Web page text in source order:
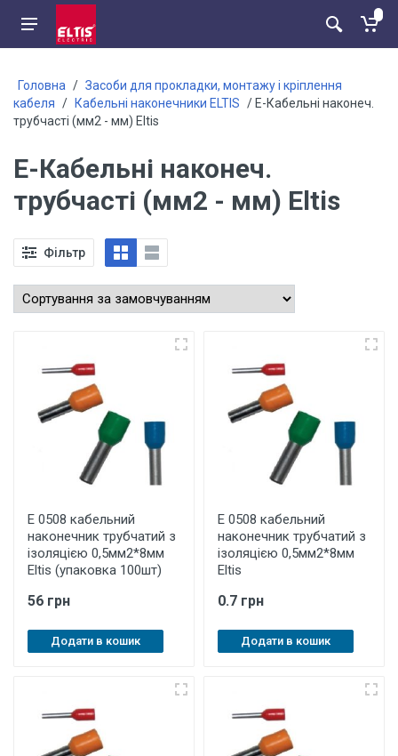
Головна / Засоби для прокладки, монтажу і кріплення
кабеля / Кабельні наконечники ELTIS / Е-Кабельні наконеч.
трубчасті (мм2 - мм) Eltis
Е-Кабельні наконеч.
трубчасті (мм2 - мм) Eltis
Фільтр
E 0508 кабельний
наконечник трубчатий з
ізоляцією 0,5мм2*8мм
Eltis (упаковка 100шт)
56 грн
Додати в кошик
E 0508 кабельний
наконечник трубчатий з
ізоляцією 0,5мм2*8мм
Eltis
0.7 грн
Додати в кошик